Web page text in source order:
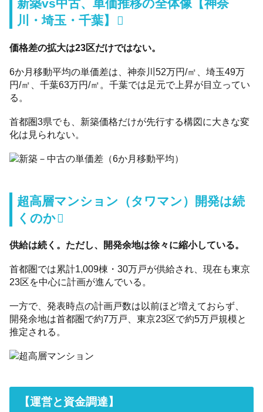
新築vs中古、単価推移の全体像【神奈
川・埼玉・千葉】
価格差の拡大は23区だけではない。
6か月移動平均の単価差は、神奈川52万円/㎡、埼玉49万
円/㎡、千葉63万円/㎡。千葉では足元で上昇が目立ってい
る。
首都圏3県でも、新築価格だけが先行する構図に大きな変
化は見られない。
超高層マンション（タワマン）開発は続
くのか
供給は続く。ただし、開発余地は徐々に縮小している。
首都圏では累計1,009棟・30万戸が供給され、現在も東京
23区を中心に計画が進んでいる。
一方で、発表時点の計画戸数は以前ほど増えておらず、
開発余地は首都圏で約7万戸、東京23区で約5万戸規模と
推定される。
【運営と資金調達】